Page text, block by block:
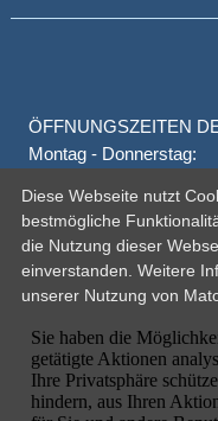
ÖFFNUNGSZEITEN
Montag - Donnerstag:
jeden 1. und 3. Montag
Freitag
oder nach Vereinbarung
Diese Webseite nutzt
bestmögliche
die Nutzung dieser
einverstanden. Weitere
unserer Nutzung von